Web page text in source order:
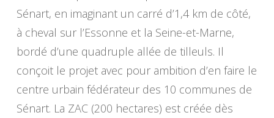
Sénart, en imaginant un carré d’1,4 km de côté,
à cheval sur l’Essonne et la Seine-et-Marne,
bordé d’une quadruple allée de tilleuls. Il
conçoit le projet avec pour ambition d’en faire le
centre urbain fédérateur des 10 communes de
Sénart. La ZAC (200 hectares) est créée dès